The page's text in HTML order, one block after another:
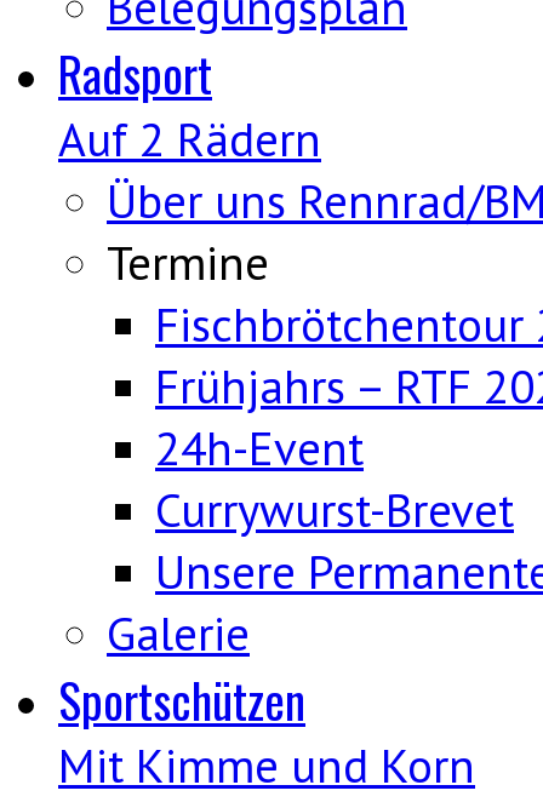
Radsport
Auf 2 Rädern
Über uns Rennrad/
Termine
Fischbrötchentour
Frühjahrs – RTF
24h-Event
Currywurst-Brevet
Unsere
Galerie
Sportschützen
Mit Kimme und Korn